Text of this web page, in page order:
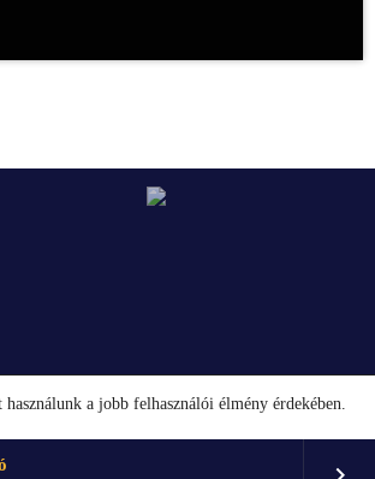
a jobb felhasználói élmény érdekében.
Beállítások